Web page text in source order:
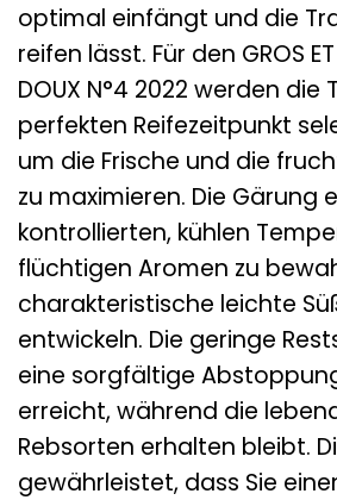
optimal einfängt und die
reifen lässt. Für den GROS ET
DOUX N°4 2022 werden die
perfekten Reifezeitpunkt
um die Frische und die
zu maximieren. Die Gärung
kontrollierten, kühlen
flüchtigen Aromen zu
charakteristische leichte
entwickeln. Die geringe
eine sorgfältige
erreicht, während die
Rebsorten erhalten bleibt.
gewährleistet, dass Sie